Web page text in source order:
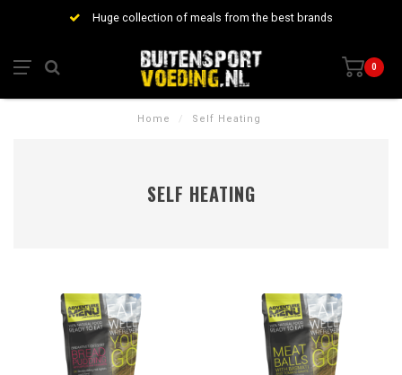
Huge collection of meals from the best brands
0
Home / Self Heating
SELF HEATING